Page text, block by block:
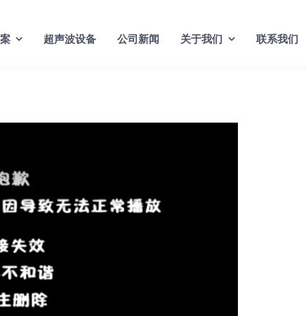
超声波设备 公司新闻 关于我们 联系我们